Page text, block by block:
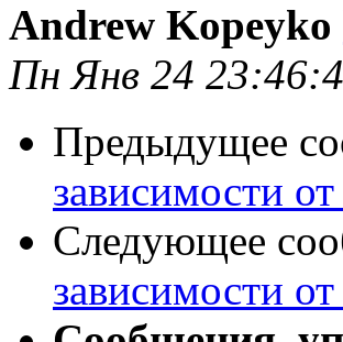
Andrew Kopeyko
Пн Янв 24
Предыдущее
зависимости
Следующее
зависимости